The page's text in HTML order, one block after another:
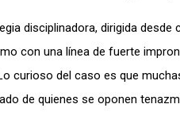
disciplinadora, dirigida
con una línea de fuerte
curioso del caso es que
de quienes se oponen